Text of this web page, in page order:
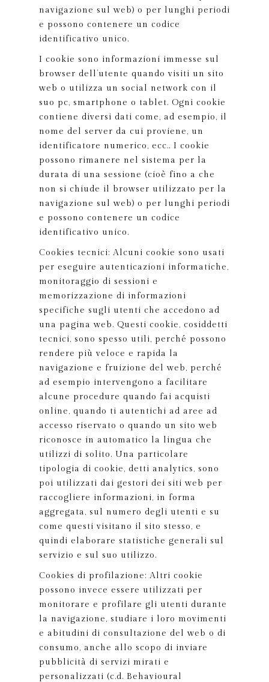
navigazione sul web) o per lunghi periodi
e possono contenere un codice
identificativo unico.
I cookie sono informazioni immesse sul
browser dell’utente quando visiti un sito
web o utilizza un social network con il
suo pc, smartphone o tablet. Ogni cookie
contiene diversi dati come, ad esempio, il
nome del server da cui proviene, un
identificatore numerico, ecc.. I cookie
possono rimanere nel sistema per la
durata di una sessione (cioè fino a che
non si chiude il browser utilizzato per la
navigazione sul web) o per lunghi periodi
e possono contenere un codice
identificativo unico.
Cookies tecnici: Alcuni cookie sono usati
per eseguire autenticazioni informatiche,
monitoraggio di sessioni e
memorizzazione di informazioni
specifiche sugli utenti che accedono ad
una pagina web. Questi cookie, cosiddetti
tecnici, sono spesso utili, perché possono
rendere più veloce e rapida la
navigazione e fruizione del web, perché
ad esempio intervengono a facilitare
alcune procedure quando fai acquisti
online, quando ti autentichi ad aree ad
accesso riservato o quando un sito web
riconosce in automatico la lingua che
utilizzi di solito. Una particolare
tipologia di cookie, detti analytics, sono
poi utilizzati dai gestori dei siti web per
raccogliere informazioni, in forma
aggregata, sul numero degli utenti e su
come questi visitano il sito stesso, e
quindi elaborare statistiche generali sul
servizio e sul suo utilizzo.
Cookies di profilazione: Altri cookie
possono invece essere utilizzati per
monitorare e profilare gli utenti durante
la navigazione, studiare i loro movimenti
e abitudini di consultazione del web o di
consumo, anche allo scopo di inviare
pubblicità di servizi mirati e
personalizzati (c.d. Behavioural